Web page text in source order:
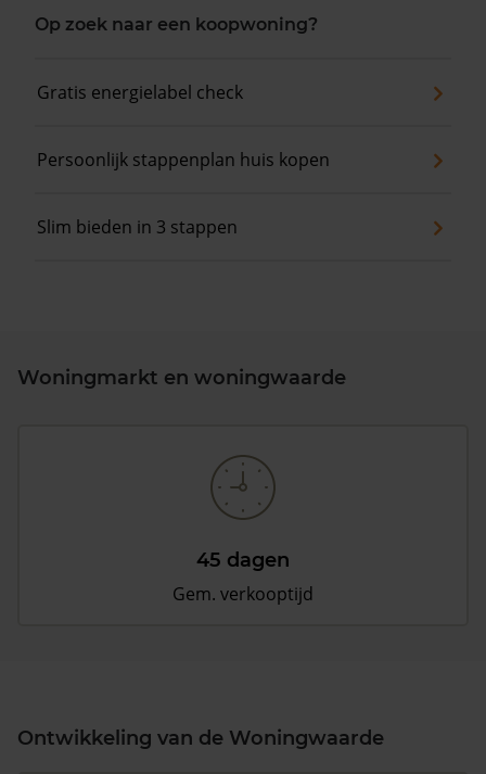
Op zoek naar een koopwoning?
Gratis energielabel check
Persoonlijk stappenplan huis kopen
Slim bieden in 3 stappen
Woningmarkt en woningwaarde
45 dagen
Gem. verkooptijd
Ontwikkeling van de Woningwaarde